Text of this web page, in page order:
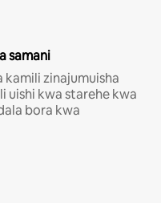
samani
zinajumuisha
uishi kwa starehe kwa
bora kwa